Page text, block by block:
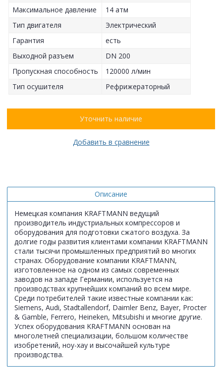
Максимальное давление
14 атм
Тип двигателя
Электрический
Гарантия
есть
Выходной разъем
DN 200
Пропускная способность
120000 л/мин
Тип осушителя
Рефрижераторный
Уточнить наличие
Добавить в сравнение
Описание
Немецкая компания KRAFTMANN ведущий
производитель индустриальных компрессоров и
оборудования для подготовки сжатого воздуха. За
долгие годы развития клиентами компании KRAFTMANN
стали тысячи промышленных предприятий во многих
странах. Оборудование компании KRAFTMANN,
изготовленное на одном из самых современных
заводов на западе Германии, используется на
производствах крупнейших компаний во всем мире.
Среди потребителей такие известные компании как:
Siemens, Audi, Stadtallendorf, Daimler Benz, Bayer, Procter
& Gamble, Ferrero, Heineken, Mitsubishi и многие другие.
Успех оборудования KRAFTMANN основан на
многолетней специализации, большом количестве
изобретений, ноу-хау и высочайшей культуре
производства.